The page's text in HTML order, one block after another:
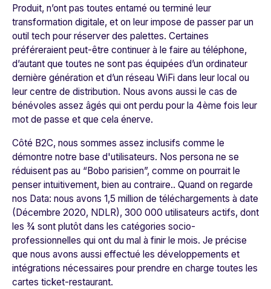
Produit, n’ont pas toutes entamé ou terminé leur
transformation digitale, et on leur impose de passer par un
outil tech pour réserver des palettes. Certaines
préféreraient peut-être continuer à le faire au téléphone,
d’autant que toutes ne sont pas équipées d’un ordinateur
dernière génération et d’un réseau WiFi dans leur local ou
leur centre de distribution. Nous avons aussi le cas de
bénévoles assez âgés qui ont perdu pour la 4ème fois leur
mot de passe et que cela énerve.
Côté B2C, nous sommes assez inclusifs comme le
démontre notre base d'utilisateurs. Nos persona ne se
réduisent pas au “Bobo parisien”, comme on pourrait le
penser intuitivement, bien au contraire.. Quand on regarde
nos Data: nous avons 1,5 million de téléchargements à date
(Décembre 2020, NDLR), 300 000 utilisateurs actifs, dont
les ¾ sont plutôt dans les catégories socio-
professionnelles qui ont du mal à finir le mois. Je précise
que nous avons aussi effectué les développements et
intégrations nécessaires pour prendre en charge toutes les
cartes ticket-restaurant.